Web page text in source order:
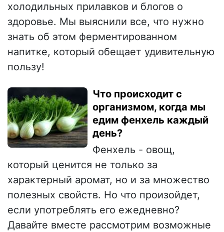
холодильных прилавков и блогов о
здоровье. Мы выяснили все, что нужно
знать об этом ферментированном
напитке, который обещает удивительную
пользу!
Что происходит с
организмом, когда мы
едим фенхель каждый
день?
Фенхель - овощ,
который ценится не только за
характерный аромат, но и за множество
полезных свойств. Но что произойдет,
если употреблять его ежедневно?
Давайте вместе рассмотрим возможные